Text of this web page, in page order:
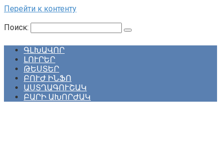
Перейти к контенту
Поиск:
ԳԼԽԱՎՈՐ
ԼՈՒՐԵՐ
ԹԵՍՏԵՐ
ԲՈՒԺ ԻՆՖՈ
ԱՍՏՂԱԳՈՒՇԱԿ
ԲԱՐԻ ԱԽՈՐԺԱԿ